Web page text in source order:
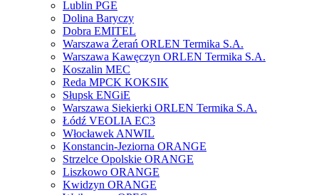
Lublin PGE
Dolina Baryczy
Dobra EMITEL
Warszawa Żerań ORLEN Termika S.A.
Warszawa Kawęczyn ORLEN Termika S.A.
Koszalin MEC
Reda MPCK KOKSIK
Słupsk ENGiE
Warszawa Siekierki ORLEN Termika S.A.
Łódź VEOLIA EC3
Włocławek ANWIL
Konstancin-Jeziorna ORANGE
Strzelce Opolskie ORANGE
Liszkowo ORANGE
Kwidzyn ORANGE